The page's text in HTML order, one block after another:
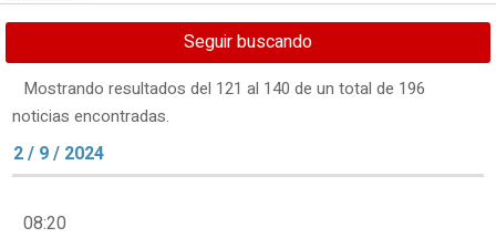
Seguir buscando
Mostrando resultados del 121 al 140 de un total de 196
noticias encontradas.
2 / 9 / 2024
08:20